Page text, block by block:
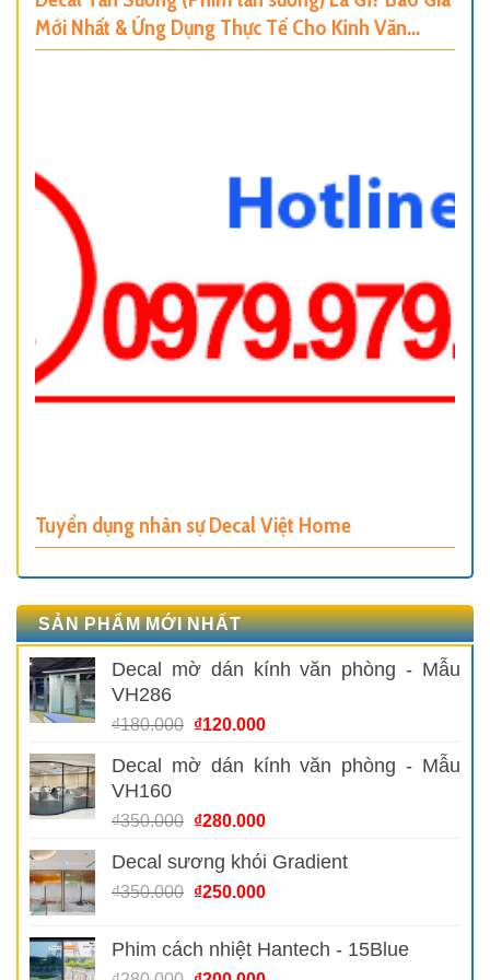
Mới Nhất & Ứng Dụng Thực Tế Cho Kính Văn
Phòng, Nhà Ở
Tuyển dụng nhân sự Decal Việt Home
SẢN PHẨM MỚI NHẤT
Decal mờ dán kính văn phòng - Mẫu
VH286
₫180.000 Giá
là:
₫120.000Giá
tại
₫120.000.
Decal mờ dán kính văn phòng - Mẫu
VH160
₫350.000 Giá
là:
₫350.000.
₫280.000Giá
tại
là:
Decal sương khói Gradient
₫350.000 Giá
₫350.000.
₫250.000Giá
là:
Phim cách nhiệt Hantech - 15Blue